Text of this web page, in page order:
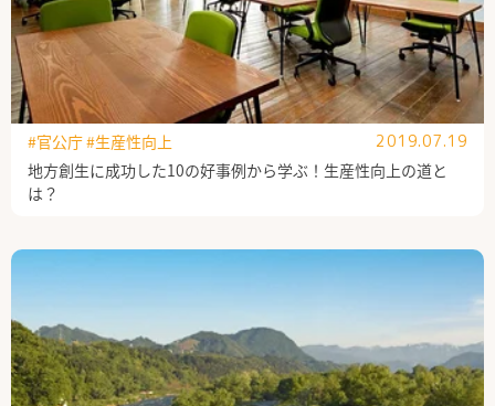
地方創生に成功した10の好事例から学ぶ！生産性向上の道と
は？
#官公庁#生産性向上 2019.07.19